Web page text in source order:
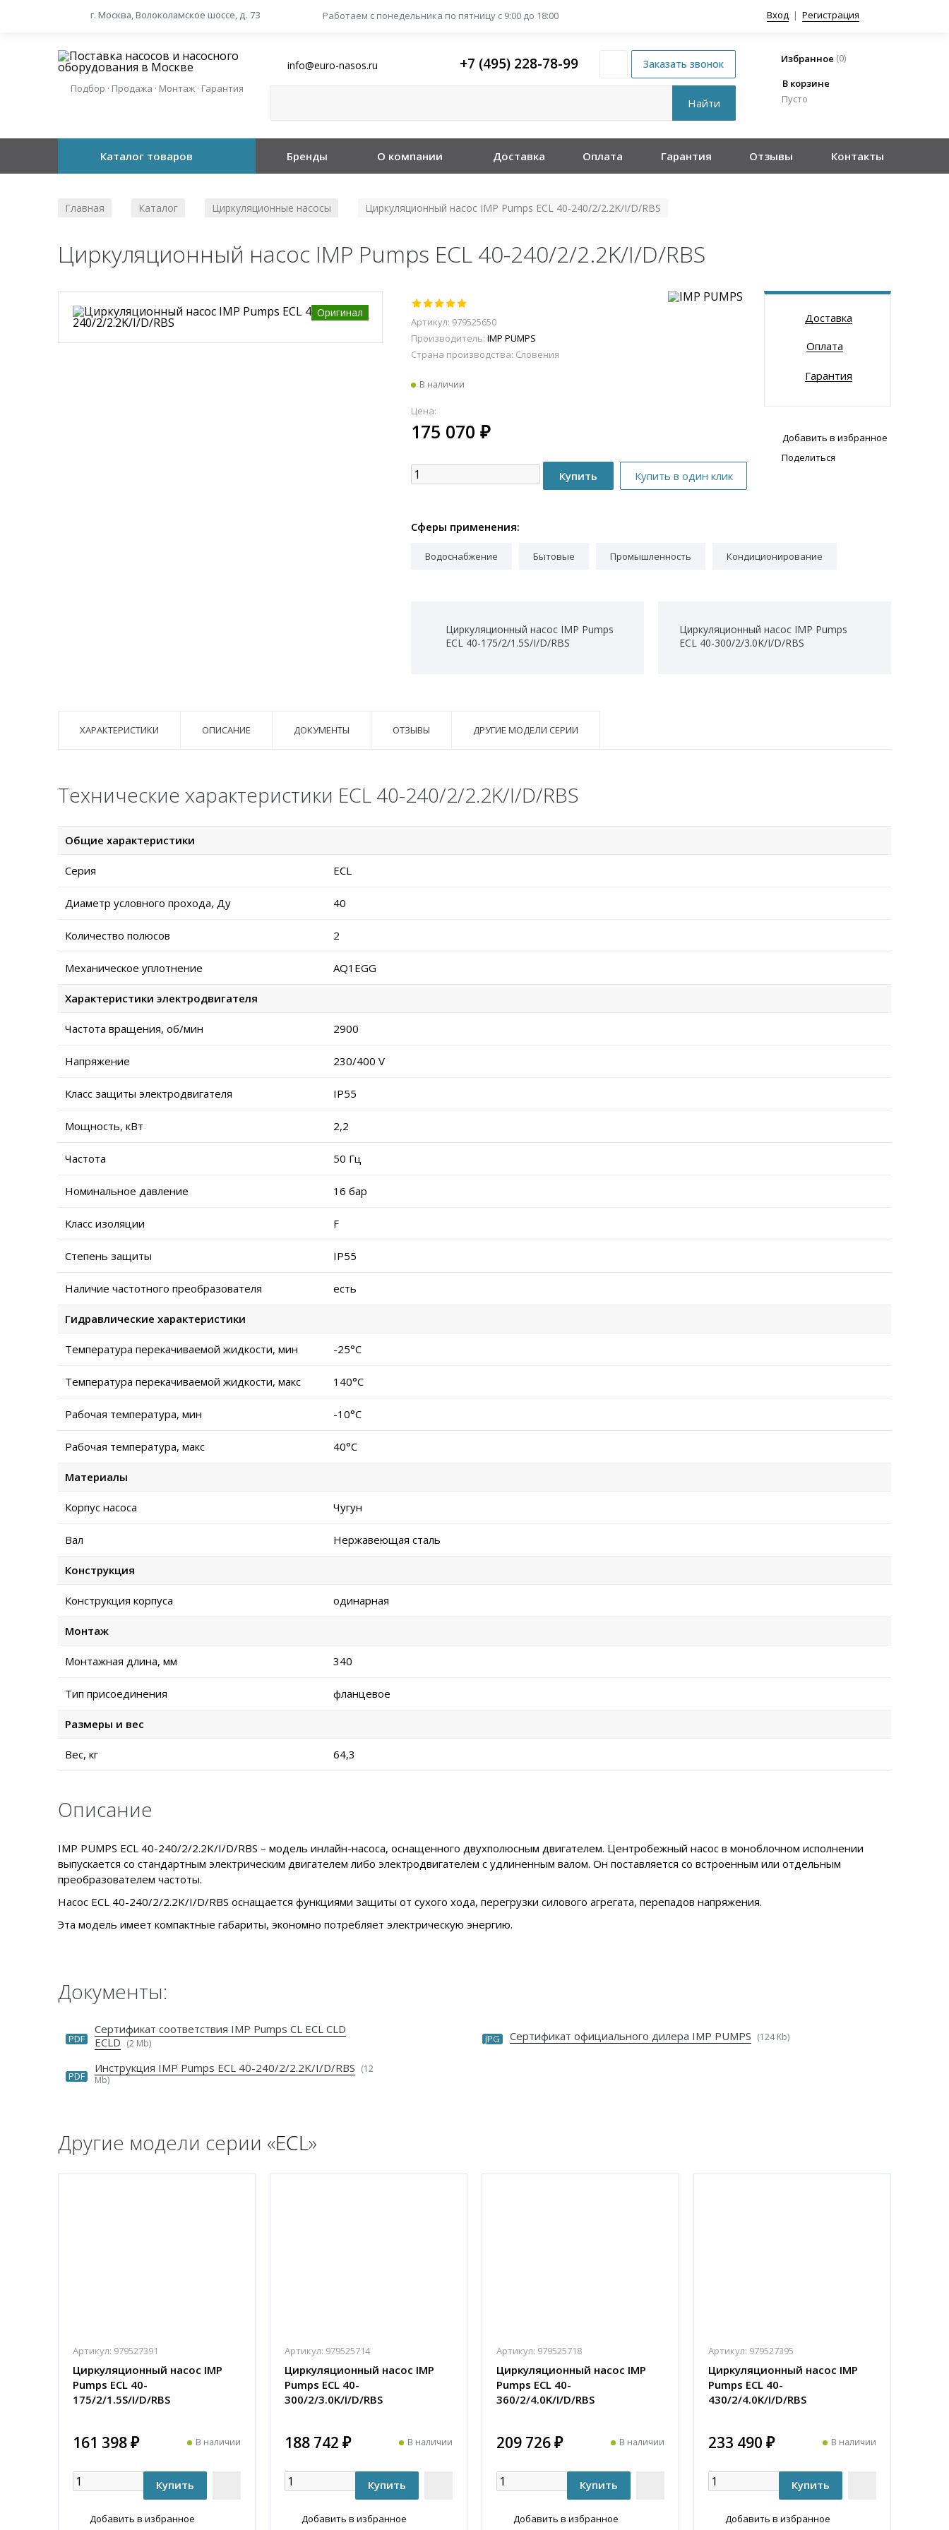
г. Москва, Волоколамское шоссе, д. 73 Работаем с понедельника по пятницу с 9:00 до 18:00 Вход | Регистрация
Подбор · Продажа · Монтаж · Гарантия
info@euro-nasos.ru +7 (495) 228-78-99 Избранное (0)
В корзине
Пусто
Каталог товаров Бренды О компании Доставка Оплата Гарантия Отзывы Контакты
Главная Каталог Циркуляционные насосы Циркуляционный насос IMP Pumps ECL 40-240/2/2.2K/I/D/RBS
Циркуляционный насос IMP Pumps ECL 40-240/2/2.2K/I/D/RBS
Оригинал
Артикул: 979525650
Производитель: IMP PUMPS
Страна производства: Словения
В наличии
Цена:
175 070 ₽
Доставка
Оплата
Гарантия
Добавить в избранное
Поделиться
Сферы применения:
Водоснабжение Бытовые Промышленность Кондиционирование
Циркуляционный насос IMP Pumps
ECL 40-175/2/1.5S/I/D/RBS
Циркуляционный насос IMP Pumps
ECL 40-300/2/3.0K/I/D/RBS
ХАРАКТЕРИСТИКИ ОПИСАНИЕ ДОКУМЕНТЫ ОТЗЫВЫ ДРУГИЕ МОДЕЛИ СЕРИИ
Технические характеристики ECL 40-240/2/2.2K/I/D/RBS
Общие характеристики
Серия ECL
Диаметр условного прохода, Ду 40
Количество полюсов 2
Механическое уплотнение AQ1EGG
Характеристики электродвигателя
Частота вращения, об/мин 2900
Напряжение 230/400 V
Класс защиты электродвигателя IP55
Мощность, кВт 2,2
Частота 50 Гц
Номинальное давление 16 бар
Класс изоляции F
Степень защиты IP55
Наличие частотного преобразователя есть
Гидравлические характеристики
Температура перекачиваемой жидкости, мин -25°C
Температура перекачиваемой жидкости, макс 140°C
Рабочая температура, мин -10°C
Рабочая температура, макс 40°C
Материалы
Корпус насоса Чугун
Вал Нержавеющая сталь
Конструкция
Конструкция корпуса одинарная
Монтаж
Монтажная длина, мм 340
Тип присоединения фланцевое
Размеры и вес
Вес, кг 64,3
Описание
IMP PUMPS ECL 40-240/2/2.2K/I/D/RBS – модель инлайн-насоса, оснащенного двухполюсным двигателем. Центробежный насос в моноблочном исполнении
выпускается со стандартным электрическим двигателем либо электродвигателем с удлиненным валом. Он поставляется со встроенным или отдельным
преобразователем частоты.
Насос ECL 40-240/2/2.2K/I/D/RBS оснащается функциями защиты от сухого хода, перегрузки силового агрегата, перепадов напряжения.
Эта модель имеет компактные габариты, экономно потребляет электрическую энергию.
Документы:
PDF
Сертификат соответствия IMP Pumps CL ECL CLD
ECLD (2 Mb) JPG Сертификат официального дилера IMP PUMPS (124 Kb)
PDF
Инструкция IMP Pumps ECL 40-240/2/2.2K/I/D/RBS (12
Mb)
Другие модели серии «ECL»
Артикул: 979527391
Циркуляционный насос IMP
Pumps ECL 40-
175/2/1.5S/I/D/RBS
161 398 ₽ В наличии
Добавить в избранное
Артикул: 979525714
Циркуляционный насос IMP
Pumps ECL 40-
300/2/3.0K/I/D/RBS
188 742 ₽ В наличии
Добавить в избранное
Артикул: 979525718
Циркуляционный насос IMP
Pumps ECL 40-
360/2/4.0K/I/D/RBS
209 726 ₽ В наличии
Добавить в избранное
Артикул: 979527395
Циркуляционный насос IMP
Pumps ECL 40-
430/2/4.0K/I/D/RBS
233 490 ₽ В наличии
Добавить в избранное